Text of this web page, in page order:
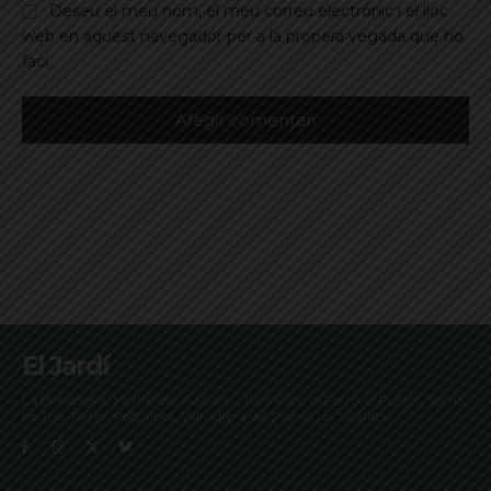
Deseu el meu nom, el meu correu electrònic i el lloc
web en aquest navegador per a la propera vegada que ho
faci.
El Jardí
La Bonanova, Monterols, Galvany, Turó Parc, el Farró, el Putxet, Sarrià,
les Tres Torres, Pedralbes, Vallvidrera, les Planes i el Tibidabo